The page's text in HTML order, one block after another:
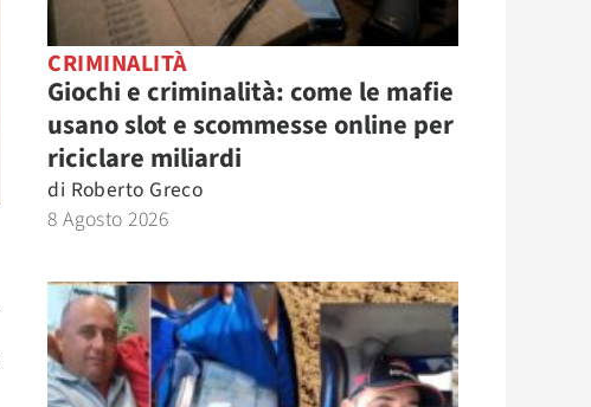
CRIMINALITÀ
Giochi e criminalità: come le mafie
usano slot e scommesse online per
riciclare miliardi
di Roberto Greco
8 Agosto 2026